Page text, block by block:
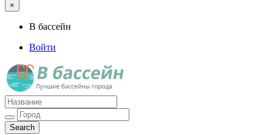
×
В бассейн
Войти
Лучшие бассейны города